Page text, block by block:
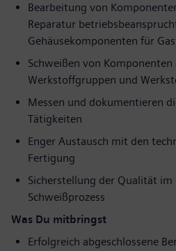
Bearbeitung von
Reparatur
Gehäusekomponenten für
Schweißen von Komponenten
Werkstoffgruppen und
Messen und dokumentieren
Tätigkeiten
Enger Austausch mit den
Fertigung
Sicherstellung der Qualität im
Schweißprozess
Was Du mitbringst
Erfolgreich abgeschlossene